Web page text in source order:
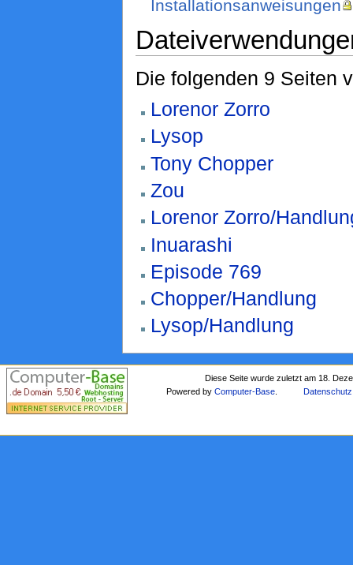
Installationsanweisungen
Die folgenden 9 Seiten
Lorenor Zorro
Lysop
Tony Chopper
Zou
Lorenor Zorro/
Inuarashi
Episode 769
Chopper/Handlung
Lysop/Handlung
Diese Seite wurde zuletzt am 18.
Powered byComputer-Base Datenschutz